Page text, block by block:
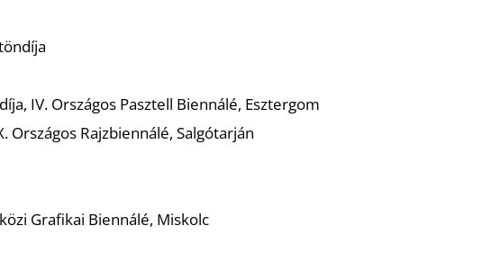
IV. Országos Pasztell Biennálé, Esztergom
Országos Rajzbiennálé, Salgótarján
Grafikai Biennálé, Miskolc